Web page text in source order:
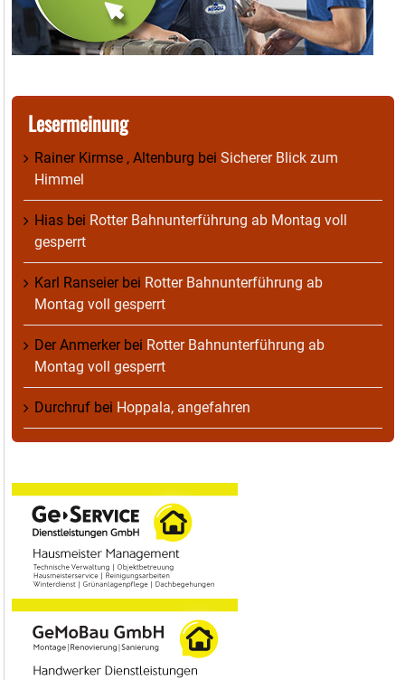
Lesermeinung
Rainer Kirmse , Altenburg bei Sicherer Blick zum
Himmel
Hias bei Rotter Bahnunterführung ab Montag voll
gesperrt
Karl Ranseierbei Rotter Bahnunterführung ab
Montag voll gesperrt
Der Anmerkerbei Rotter Bahnunterführung ab
Montag voll gesperrt
Durchruf bei Hoppala, angefahren